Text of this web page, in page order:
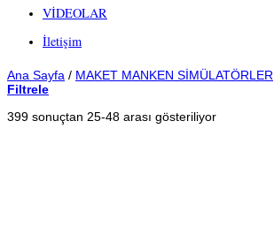
VİDEOLAR
İletişim
Ana Sayfa / MAKET MANKEN SİMÜLATÖRLER
Filtrele
399 sonuçtan 25-48 arası gösteriliyorEn